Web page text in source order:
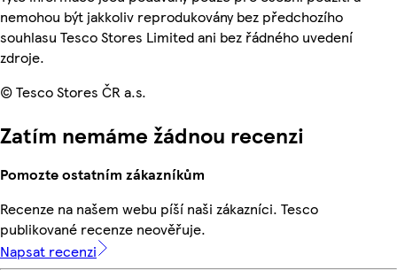
nemohou být jakkoliv reprodukovány bez předchozího
souhlasu Tesco Stores Limited ani bez řádného uvedení
zdroje.
© Tesco Stores ČR a.s.
Zatím nemáme žádnou recenzi
Pomozte ostatním zákazníkům
Recenze na našem webu píší naši zákazníci. Tesco
publikované recenze neověřuje.
Napsat recenzi